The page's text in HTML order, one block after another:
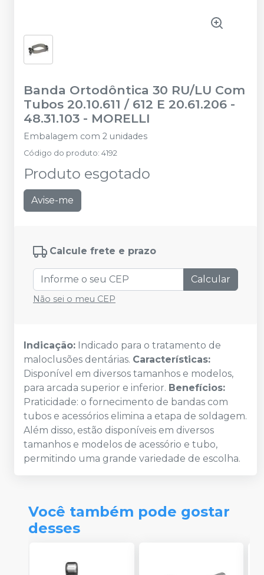
Banda Ortodôntica 30 RU/LU Com
Tubos 20.10.611 / 612 E 20.61.206 -
48.31.103 - MORELLI
Embalagem com 2 unidades
Código do produto: 4192
Produto esgotado
Avise-me
Calcule frete e prazo
Calcular
Não sei o meu CEP
Indicação: Indicado para o tratamento de
maloclusões dentárias. Características:
Disponível em diversos tamanhos e modelos,
para arcada superior e inferior. Benefícios:
Praticidade: o fornecimento de bandas com
tubos e acessórios elimina a etapa de soldagem.
Além disso, estão disponíveis em diversos
tamanhos e modelos de acessório e tubo,
permitindo uma grande variedade de escolha.
Você também pode gostar
desses